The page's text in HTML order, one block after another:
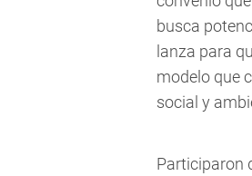
busca
lanza para
modelo que
social y
Participaron